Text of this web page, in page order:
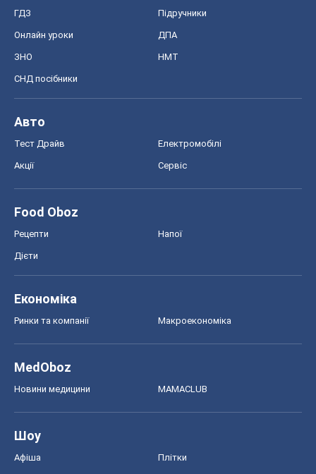
ГДЗ Підручники
Онлайн уроки ДПА
ЗНО НМТ
СНД посібники
Авто
Тест Драйв Електромобілі
Акції Сервіс
Food Oboz
Рецепти Напої
Дієти
Економіка
Ринки та компанії Макроекономіка
MedOboz
Новини медицини MAMACLUB
Шоу
Афіша Плітки